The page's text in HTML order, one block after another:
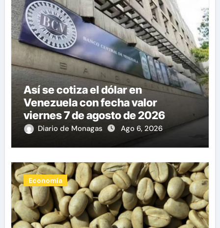
Así se cotiza el dólar en
Venezuela con fecha valor
viernes 7 de agosto de 2026
Diario de Monagas Ago 6, 2026
Economía